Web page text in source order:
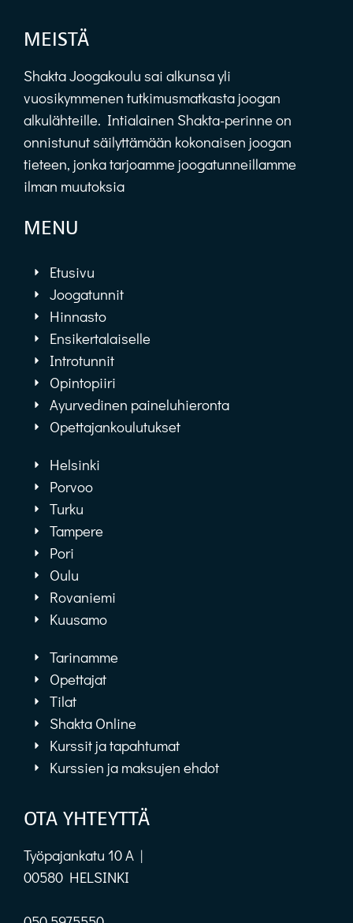
MEISTÄ
Shakta Joogakoulu sai alkunsa yli
vuosikymmenen tutkimusmatkasta joogan
alkulähteille. Intialainen Shakta-perinne on
onnistunut säilyttämään kokonaisen joogan
tieteen, jonka tarjoamme joogatunneillamme
ilman muutoksia
MENU
Etusivu
Joogatunnit
Hinnasto
Ensikertalaiselle
Introtunnit
Opintopiiri
Ayurvedinen paineluhieronta
Opettajankoulutukset
Helsinki
Porvoo
Turku
Tampere
Pori
Oulu
Rovaniemi
Kuusamo
Tarinamme
Opettajat
Tilat
Shakta Online
Kurssit ja tapahtumat
Kurssien ja maksujen ehdot
OTA YHTEYTTÄ
Työpajankatu 10 A |
00580 HELSINKI